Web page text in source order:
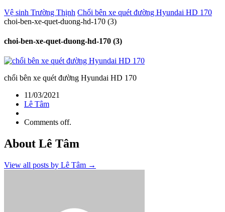
Vệ sinh Trường Thịnh Chổi bên xe quét đường Hyundai HD 170
choi-ben-xe-quet-duong-hd-170 (3)
choi-ben-xe-quet-duong-hd-170 (3)
chổi bên xe quét đường Hyundai HD 170
11/03/2021
Lê Tâm
Comments off.
About Lê Tâm
View all posts by Lê Tâm →